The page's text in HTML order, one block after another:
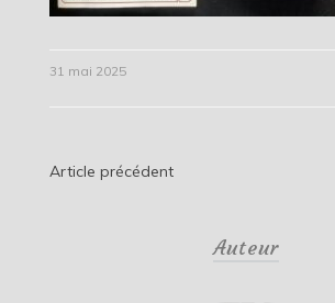
31 mai 2025
Navigation
Article précédent
Auteur